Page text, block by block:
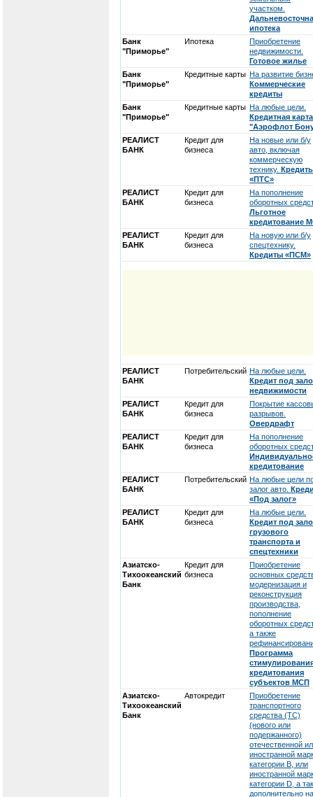
участком.
ипотека
Банк
"Приморье"
Ипотека
Приобретение
недвижимости.
Готовое жилье
Банк
"Приморье"
Кредитные карты На развитие
Коммерческие
кредиты
Банк
"Приморье"
Кредитные карты На любые цели.
Кредитная карта
"Аэрофлот
РЕАЛИСТ
БАНК
Кредит для
бизнеса
На новые или б/у
авто, включая
коммерческую
технику.
«ПТС»
РЕАЛИСТ
БАНК
Кредит для
бизнеса
На пополнение
оборотных
Льготное
кредитование
РЕАЛИСТ
БАНК
Кредит для
бизнеса
На новую или б/у
спецтехнику.
Кредиты «ПСМ»
РЕАЛИСТ
БАНК
Потребительский На любые цели.
Кредит под
недвижимости
РЕАЛИСТ
БАНК
Кредит для
бизнеса
Покрытие
разрывов.
Овердрафт
РЕАЛИСТ
БАНК
Кредит для
бизнеса
На пополнение
оборотных
кредитование
РЕАЛИСТ
БАНК
Потребительский На любые цели
залог авто.
«Под залог»
РЕАЛИСТ
БАНК
Кредит для
бизнеса
На любые цели.
Кредит под
грузового
транспорта и
спецтехники
Азиатско-
Тихоокеанский
Банк
Кредит для
бизнеса
Приобретение
основных
модернизация и
реконструкция
производства,
пополнение
оборотных
а также
Программа
кредитования
субъектов МСП
Азиатско-
Тихоокеанский
Банк
Автокредит
Приобретение
транспортного
средства (ТС)
(нового или
подержанного)
отечественной
иностранной
категории В, или
иностранной
категории D, а
дополнительно на